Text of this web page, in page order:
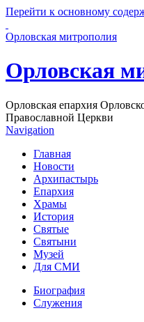
Перейти к основному
Орловская митрополия
Орловская
Орловская епархия
Православной Церкви
Navigation
Главная
Новости
Архипастырь
Епархия
Храмы
История
Святые
Святыни
Музей
Для СМИ
Биография
Служения